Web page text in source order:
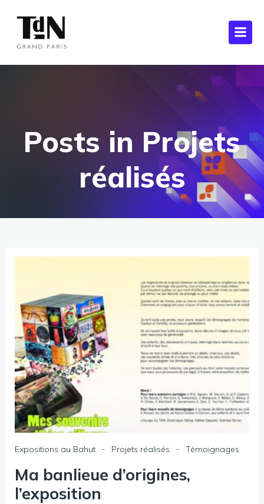
Posts in Projets
réalisés
Expositions au Bahut - Projets réalisés - Témoignages
Ma banlieue d’origines,
l’exposition